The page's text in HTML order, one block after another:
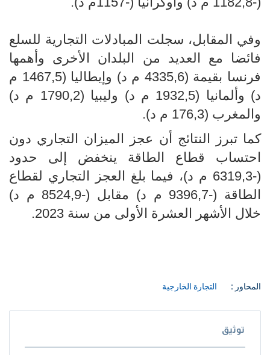
وفي المقابل، سجلت المبادلات التجارية للسلع
فائضا مع العديد من البلدان الأخرى وأهمها
فرنسا بقيمة (4335,6 م د) وإيطاليا (1467,5 م
د) وألمانيا (1932,5 م د) وليبيا (1790,2 م د)
والمغرب (176,3 م د).
كما تبرز النتائج أن عجز الميزان التجاري دون
احتساب قطاع الطاقة ينخفض إلى حدود
(-6319,3 م د)، فيما بلغ العجز التجاري لقطاع
الطاقة (-9396,7 م د) مقابل (-8524,9 م د)
خلال الأشهر العشرة الأولى من سنة 2023.
المحاور : التجارة الخارجية
توثيق